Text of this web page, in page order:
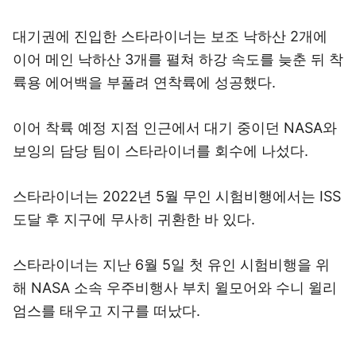
대기권에 진입한 스타라이너는 보조 낙하산 2개에
이어 메인 낙하산 3개를 펼쳐 하강 속도를 늦춘 뒤 착
륙용 에어백을 부풀려 연착륙에 성공했다.
이어 착륙 예정 지점 인근에서 대기 중이던 NASA와
보잉의 담당 팀이 스타라이너를 회수에 나섰다.
스타라이너는 2022년 5월 무인 시험비행에서는 ISS
도달 후 지구에 무사히 귀환한 바 있다.
스타라이너는 지난 6월 5일 첫 유인 시험비행을 위
해 NASA 소속 우주비행사 부치 윌모어와 수니 윌리
엄스를 태우고 지구를 떠났다.